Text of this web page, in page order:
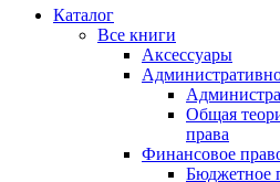
Каталог
Все книги
Аксессуары
Общая
права
Финансовое
Бюджетное